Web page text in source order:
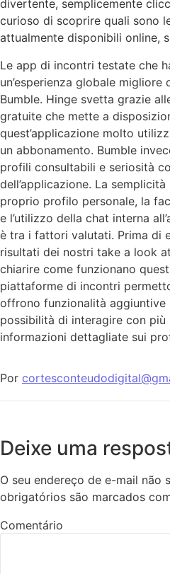
divertente, semplicemente
curioso di scoprire quali sono
attualmente disponibili online,
Le app di incontri testate che
un’esperienza globale
Bumble. Hinge svetta grazie
gratuite che mette a
quest’applicazione molto
un abbonamento. Bumble
profili consultabili e seriosità
dell’applicazione. La
proprio profilo personale, la
e l’utilizzo della chat interna
è tra i fattori valutati. Prima di
risultati dei nostri take a look
chiarire come funzionano
piattaforme di incontri
offrono funzionalità aggiuntive
possibilità di interagire con più
informazioni dettagliate sui
Por
Deixe uma
O seu endereço de e-mail não
obrigatórios são marcados
Comentário